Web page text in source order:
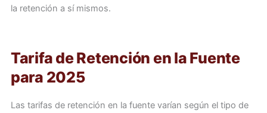
la retención a sí mismos.
Tarifa de Retención en la Fuente
para 2025
Las tarifas de retención en la fuente varían según el tipo de